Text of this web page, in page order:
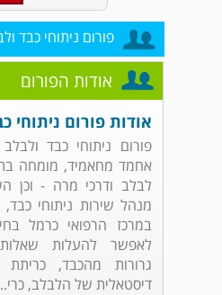
פורום ניתוחי כבד
אודות הפורום
אודות פורום ניתוחי
פורום ניתוחי כבד
אחמד מחאמיד, מומחה
לבלב ודרכי מרה - וכן
מנהל שירות ניתוחי
במרכז הרפואי כרמל
לאפשר להעלות
גרורות מהכבד,
דיסטאלית של הלבלב,